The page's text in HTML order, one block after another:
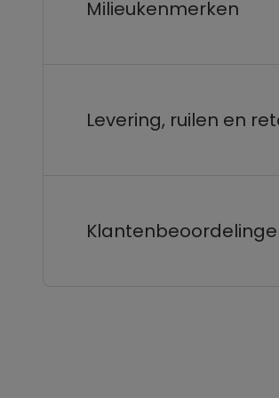
Milieukenmerken
Levering, ruilen en